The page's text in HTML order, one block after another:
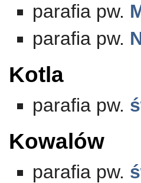
parafia pw.
parafia pw.
Kotla
parafia pw.
Kowalów
parafia pw.